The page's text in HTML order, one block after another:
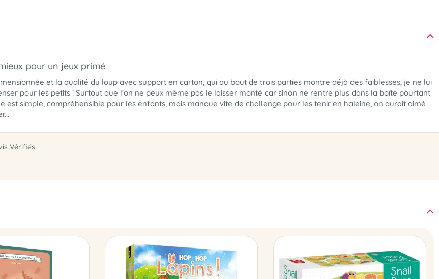
pour un jeux primé
et la qualité du loup avec support en carton, qui au bout de trois parties montre déjà des faiblesses, je ne lui
pour les petits ! Surtout que l'on ne peux même pas le laisser monté car sinon ne rentre plus dans la boîte pourtant
est simple, compréhensible pour les enfants, mais manque vite de challenge pour les tenir en haleine, on aurait aimé
Vérifiés